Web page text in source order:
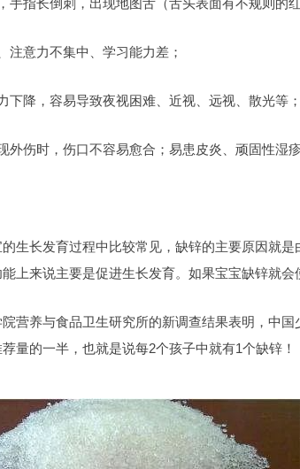
手指长倒刺，出现地图舌（舌头表面有不规则的
注意力不集中、学习能力差；
下降，容易导致夜视困难、近视、远视、散光等；
外伤时，伤口不容易愈合；易患皮炎、顽固性湿疹
生长发育过程中比较常见，缺锌的主要原因就
上来说主要是促进生长发育。如果宝宝缺锌就会
营养与食品卫生研究所的新调查结果表明，中
量的一半，也就是说每2个孩子中就有1个缺锌！